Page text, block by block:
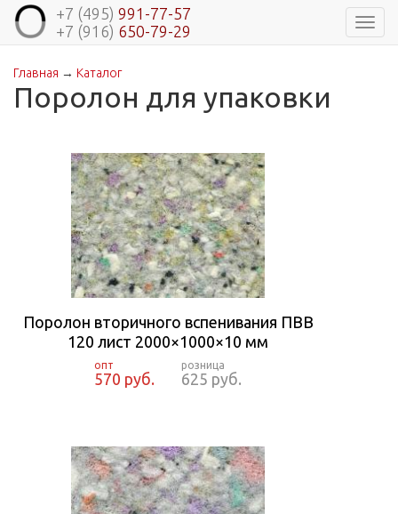
+7 (495) 991-77-57
+7 (916) 650-79-29
Вы здесь
Главная → Каталог
Поролон для упаковки
Поролон вторичного вспенивания ПВВ
120 лист 2000×1000×10 мм
570 руб. 625 руб.